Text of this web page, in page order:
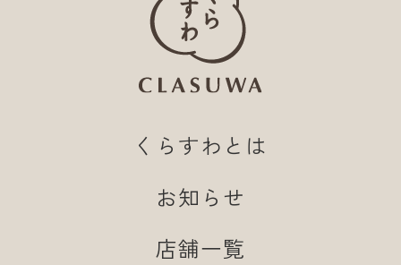
くらすわとは
お知らせ
店舗一覧